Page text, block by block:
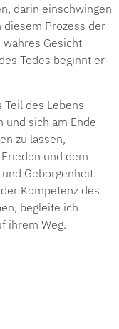
darin einschwingen
diesem Prozess der
Gesicht
Todes beginnt er
des Lebens
und sich am Ende
zu lassen,
und dem
Geborgenheit. –
Kompetenz des
begleite ich
ihrem Weg.